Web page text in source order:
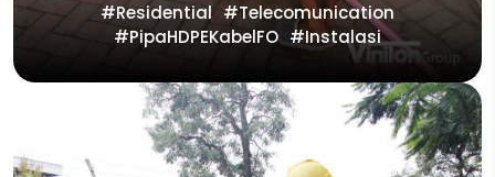
Residential
Telecomunication
PipaHDPEKabelFO
Instalasi